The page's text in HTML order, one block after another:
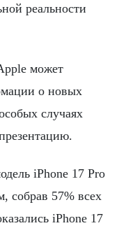
реальности
может
о новых
случаях
iPhone 17 Pro
собрав 57% всех
iPhone 17